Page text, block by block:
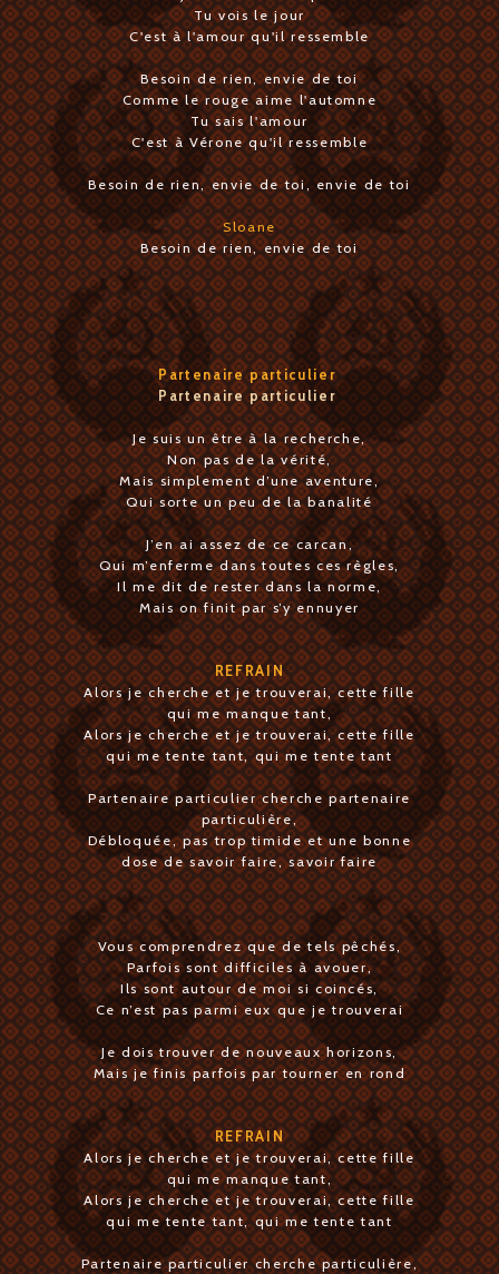
Tu vois le jour
C'est à l'amour qu'il ressemble
Besoin de rien, envie de toi
Comme le rouge aime l'automne
Tu sais l'amour
C'est à Vérone qu'il ressemble
Besoin de rien, envie de toi, envie de toi
Sloane
Besoin de rien, envie de toi
Partenaire particulier
Partenaire particulier
Je suis un être à la recherche,
Non pas de la vérité,
Mais simplement d’une aventure,
Qui sorte un peu de la banalité
J’en ai assez de ce carcan,
Qui m’enferme dans toutes ces règles,
Il me dit de rester dans la norme,
Mais on finit par s’y ennuyer
REFRAIN
Alors je cherche et je trouverai, cette fille
qui me manque tant,
Alors je cherche et je trouverai, cette fille
qui me tente tant, qui me tente tant
Partenaire particulier cherche partenaire
particulière,
Débloquée, pas trop timide et une bonne
dose de savoir faire, savoir faire
Vous comprendrez que de tels pêchés,
Parfois sont difficiles à avouer,
Ils sont autour de moi si coincés,
Ce n’est pas parmi eux que je trouverai
Je dois trouver de nouveaux horizons,
Mais je finis parfois par tourner en rond
REFRAIN
Alors je cherche et je trouverai, cette fille
qui me manque tant,
Alors je cherche et je trouverai, cette fille
qui me tente tant, qui me tente tant
Partenaire particulier cherche particulière,